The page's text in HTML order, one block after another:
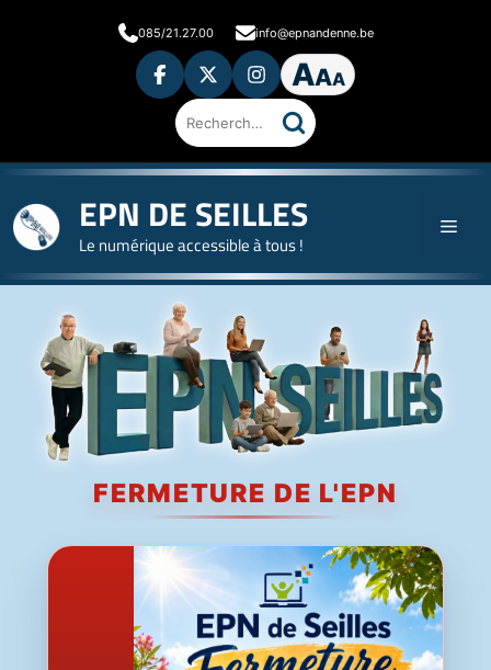
085/21.27.00 info@epnandenne.be
AAA
Rechercher
sur
le
EPN DE SEILLES
Le numérique accessible à tous !
Accueil
FERMETURE DE L'EPN